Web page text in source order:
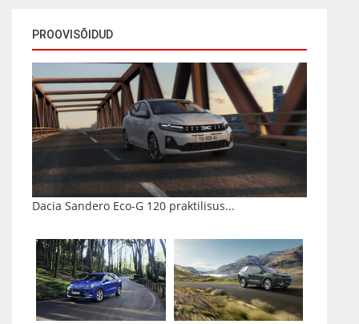
PROOVISÕIDUD
Dacia Sandero Eco-G 120 praktilisus...